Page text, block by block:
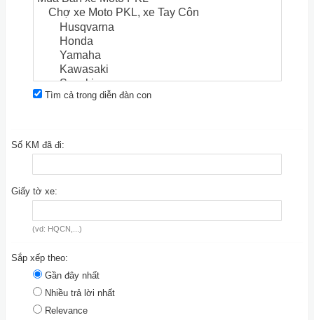
Tìm cả trong diễn đàn con
Số KM đã đi:
Giấy tờ xe:
(vd: HQCN,...)
Sắp xếp theo:
Gần đây nhất
Nhiều trả lời nhất
Relevance